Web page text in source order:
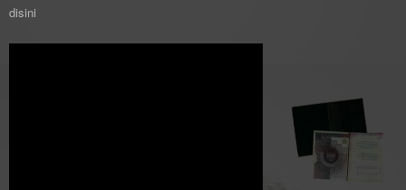
disini